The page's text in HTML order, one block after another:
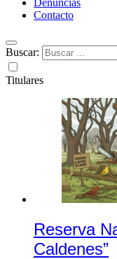
Contacto
Buscar:
Titulares
Reserva
Caldenes”